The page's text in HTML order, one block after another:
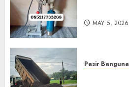
MAY 5, 2026
Pasir